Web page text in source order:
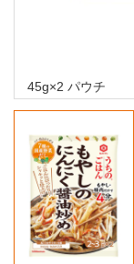
45g×2 パウチ